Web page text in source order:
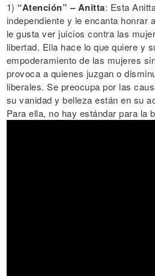
1) “Atención” – Anitta: Esta
independiente y le encanta honrar
le gusta ver juicios contra las
libertad. Ella hace lo que quiere y
empoderamiento de las mujeres
provoca a quienes juzgan o
liberales. Se preocupa por las
su vanidad y belleza están en su
Para ella, no hay estándar para la